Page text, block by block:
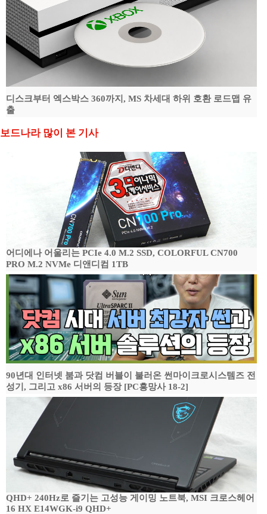
디스크부터 엑스박스 360까지, MS 차세대 하위 호환 로드맵 유
출
보드나라 많이 본 기사
어디에나 어울리는 PCIe 4.0 M.2 SSD, COLORFUL CN700
PRO M.2 NVMe 디앤디컴 1TB
90년대 인터넷 붐과 닷컴 버블이 불러온 썬마이크로시스템즈 전
성기, 그리고 x86 서버의 등장 [PC흥망사 18-2]
QHD+ 240Hz로 즐기는 고성능 게이밍 노트북, MSI 크로스헤어
16 HX E14WGK-i9 QHD+